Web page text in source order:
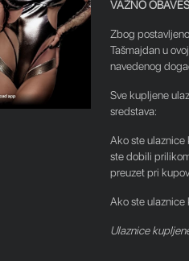
VAŽNO
Zbog
Tašmajdan u
navedenog
Sve kupljene
sredstava:
Ako ste
ste dobili
preuzet pri
Ako ste ulaznice
Ulaznice